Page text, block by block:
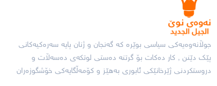
جوڵانەوەیەکی سیاسی بوێرە کە گەنجان و ژنان پایە سەرەکیەکانی
پێک دێنن , کار دەکات بۆ گرتنە دەستی لوتکەی دەسەڵات و
دروستکردنی ژێرخانێکی ئابورى بەهێز و کۆمەڵگایەکى خۆشگوزەران